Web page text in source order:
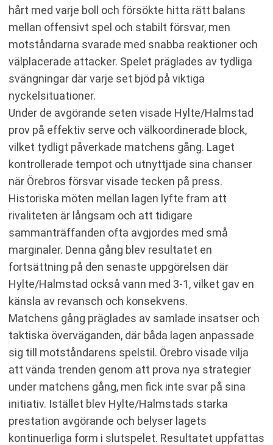
hårt med varje boll och försökte hitta rätt balans
mellan offensivt spel och stabilt försvar, men
motståndarna svarade med snabba reaktioner och
välplacerade attacker. Spelet präglades av tydliga
svängningar där varje set bjöd på viktiga
nyckelsituationer.
Under de avgörande seten visade Hylte/Halmstad
prov på effektiv serve och välkoordinerade block,
vilket tydligt påverkade matchens gång. Laget
kontrollerade tempot och utnyttjade sina chanser
när Örebros försvar visade tecken på press.
Historiska möten mellan lagen lyfte fram att
rivaliteten är långsam och att tidigare
sammanträffanden ofta avgjordes med små
marginaler. Denna gång blev resultatet en
fortsättning på den senaste uppgörelsen där
Hylte/Halmstad också vann med 3-1, vilket gav en
känsla av revansch och konsekvens.
Matchens gång präglades av samlade insatser och
taktiska överväganden, där båda lagen anpassade
sig till motståndarens spelstil. Örebro visade vilja
att vända trenden genom att prova nya strategier
under matchens gång, men fick inte svar på sina
initiativ. Istället blev Hylte/Halmstads starka
prestation avgörande och belyser lagets
kontinuerliga form i slutspelet. Resultatet uppfattas